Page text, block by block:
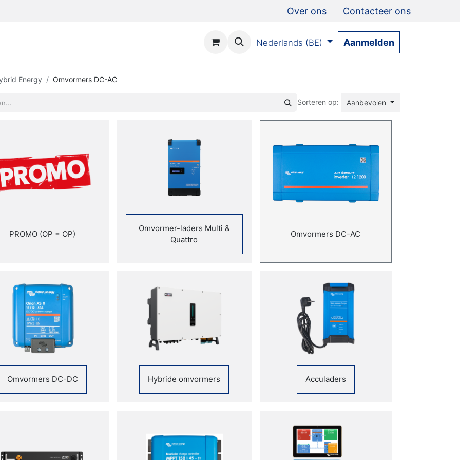
Over ons Contacteer ons
Nederlands (BE) Aanmelden
Energy Omvormers DC-AC
Sorteren op: Aanbevolen
PROMO (OP = OP)
Omvormer-laders Multi &
Quattro
Omvormers DC-AC
Omvormers DC-DC Hybride omvormers Acculaders